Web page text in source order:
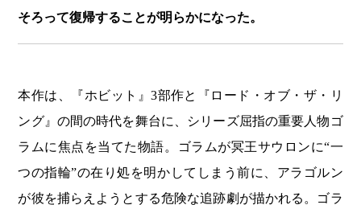
そろって復帰することが明らかになった。
本作は、『ホビット』3部作と『ロード・オブ・ザ・リ
ング』の間の時代を舞台に、シリーズ屈指の重要人物ゴ
ラムに焦点を当てた物語。ゴラムが冥王サウロンに“一
つの指輪”の在り処を明かしてしまう前に、アラゴルン
が彼を捕らえようとする危険な追跡劇が描かれる。ゴラ